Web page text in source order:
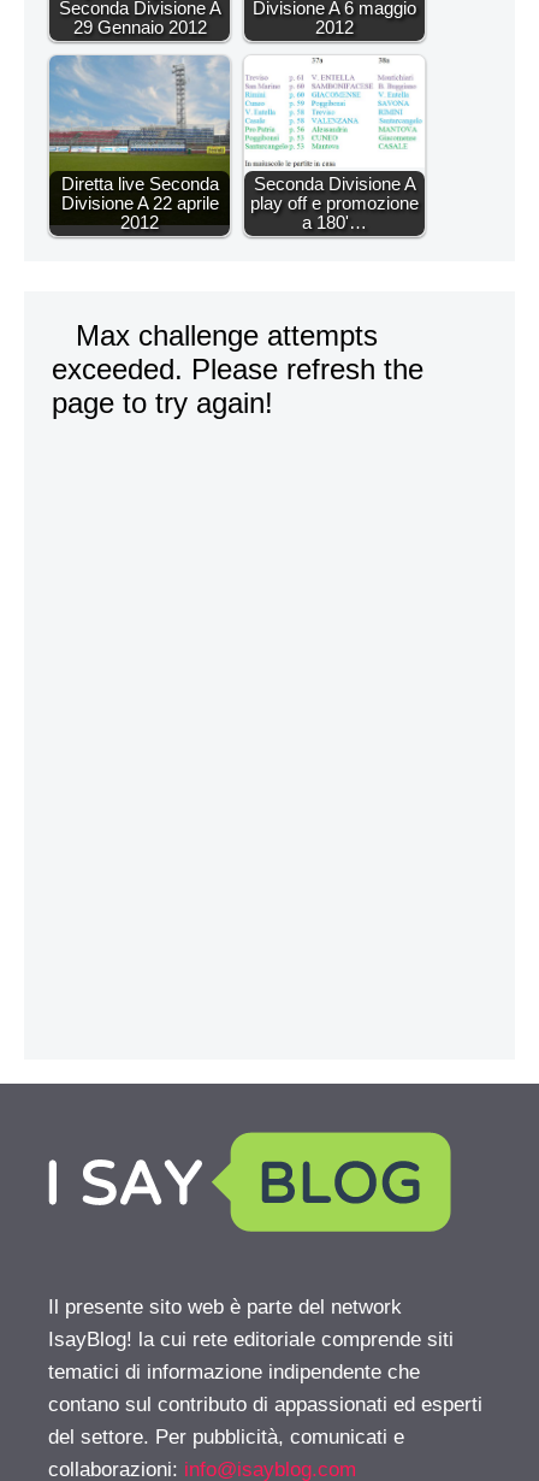
Seconda Divisione A
29 Gennaio 2012
Divisione A 6 maggio
2012
Diretta live Seconda
Divisione A 22 aprile
2012
Seconda Divisione A
play off e promozione
a 180'…
Il presente sito web è parte del network
IsayBlog! la cui rete editoriale comprende siti
tematici di informazione indipendente che
contano sul contributo di appassionati ed esperti
del settore. Per pubblicità, comunicati e
collaborazioni: info@isayblog.com